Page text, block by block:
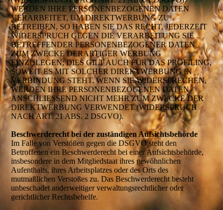
WERDEN IHRE PERSONENBEZOGENEN DATEN
VERARBEITET, UM DIREKTWERBUNG ZU
BETREIBEN, SO HABEN SIE DAS RECHT, JEDERZEIT
WIDERSPRUCH GEGEN DIE VERARBEITUNG SIE
BETREFFENDER PERSONENBEZOGENER DATEN
ZUM ZWECKE DERARTIGER WERBUNG
EINZULEGEN; DIES GILT AUCH FÜR DAS PROFILING,
SOWEIT ES MIT SOLCHER DIREKTWERBUNG IN
VERBINDUNG STEHT. WENN SIE WIDERSPRECHEN,
WERDEN IHRE PERSONENBEZOGENEN DATEN
ANSCHLIESSEND NICHT MEHR ZUM ZWECKE DER
DIREKTWERBUNG VERWENDET (WIDERSPRUCH
NACH ART. 21 ABS. 2 DSGVO).
Beschwerderecht bei der zuständigen Aufsichtsbehörde
Im Falle von Verstößen gegen die DSGVO steht den
Betroffenen ein Beschwerderecht bei einer Aufsichtsbehörde,
insbesondere in dem Mitgliedstaat ihres gewöhnlichen
Aufenthalts, ihres Arbeitsplatzes oder des Orts des
mutmaßlichen Verstoßes zu. Das Beschwerderecht besteht
unbeschadet anderweitiger verwaltungsrechtlicher oder
gerichtlicher Rechtsbehelfe.